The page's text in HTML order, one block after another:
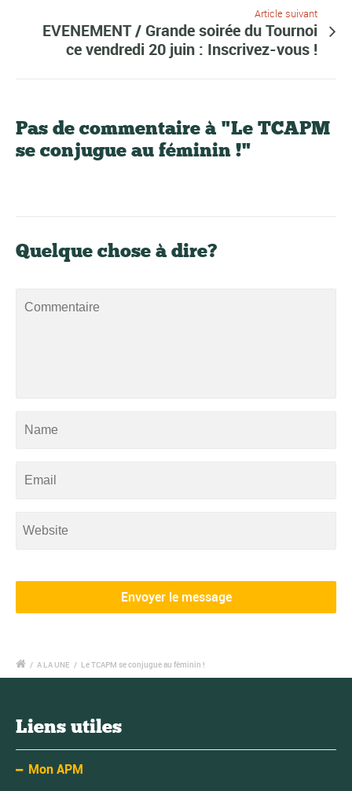
Article suivant
EVENEMENT / Grande soirée du Tournoi
ce vendredi 20 juin : Inscrivez-vous !
Pas de commentaire à "Le TCAPM
se conjugue au féminin !"
Quelque chose à dire?
/ A LA UNE / Le TCAPM se conjugue au féminin !
Liens utiles
Mon APM